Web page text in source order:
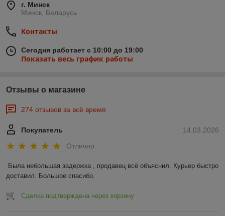
г. Минск
Минск, Беларусь
Контакты
Сегодня работает с 10:00 до 19:00
Показать весь график работы
Отзывы о магазине
274 отзывов за всё время
14.03.2026
Покупатель
Отлично
Была небольшая задержка , продавец всё объяснил. Курьер быстро
доставил. Большое спасибо.
Сделка подтверждена через корзину